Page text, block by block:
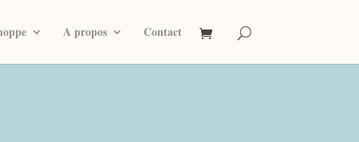
A propos Contact